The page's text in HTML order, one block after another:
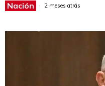
Nación 2 meses atrás